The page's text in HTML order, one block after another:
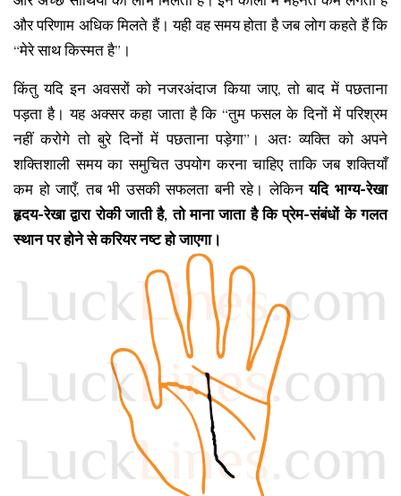
और परिणाम अधिक मिलते हैं। यही वह समय होता है जब लोग कहते हैं कि
“मेरे साथ किस्मत है”।
किंतु यदि इन अवसरों को नजरअंदाज किया जाए, तो बाद में पछताना
पड़ता है। यह अक्सर कहा जाता है कि “तुम फसल के दिनों में परिश्रम
नहीं करोगे तो बुरे दिनों में पछताना पड़ेगा”। अतः व्यक्ति को अपने
शक्तिशाली समय का समुचित उपयोग करना चाहिए ताकि जब शक्तियाँ
कम हो जाएँ, तब भी उसकी सफलता बनी रहे। लेकिनयदि भाग्य-रेखा
हृदय-रेखा द्वारा रोकी जाती है, तो माना जाता है कि प्रेम-संबंधों के गलत
स्थान पर होने से करियर नष्ट हो जाएगा।